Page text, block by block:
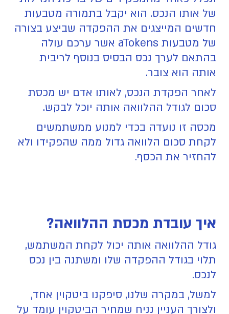
של אותו הנכס. הוא יקבל בתמורה מטבעות
חדשים המייצגים את ההפקדה שביצע בצורה
של מטבעות aTokens אשר ערכם עולה
בהתאם לערך נכס הבסיס בנוסף לריבית
אותה הוא צובר.
לאחר הפקדת הנכס, לאותו אדם יש מכסת
סכום לגודל ההלוואה אותה יוכל לבקש.
מכסה זו נועדה בכדי למנוע ממשתמשים
לקחת סכום הלוואה גדול ממה שהפקידו ולא
להחזיר את הכסף.
איך עובדת מכסת ההלוואה?
גודל ההלוואה אותה יכול לקחת המשתמש,
תלוי בגודל ההפקדה שלו ומשתנה בין נכס
לנכס.
למשל, במקרה שלנו, סיפקנו ביטקוין אחד,
ולצורך העניין נניח שמחיר הביטקוין עומד על